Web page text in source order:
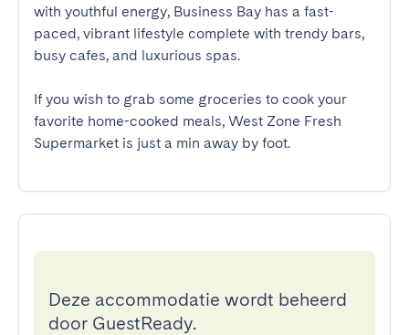
with youthful energy, Business Bay has a fast-
paced, vibrant lifestyle complete with trendy bars,
busy cafes, and luxurious spas.
If you wish to grab some groceries to cook your
favorite home-cooked meals, West Zone Fresh
Supermarket is just a min away by foot.
Deze accommodatie wordt beheerd
door GuestReady.